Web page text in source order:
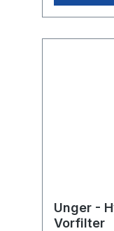
Unger -
Vorfilter